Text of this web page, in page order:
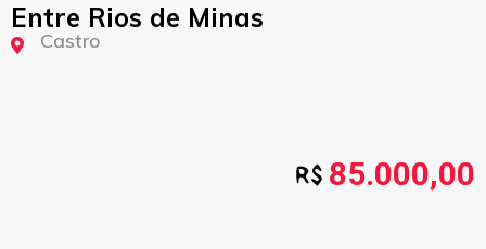
Entre Rios de Minas
Castro
85.000,00